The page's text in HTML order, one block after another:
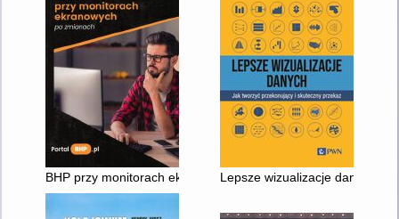
BHP przy monitorach ekranowych po zmianach
Lepsze wizualizacje danych :